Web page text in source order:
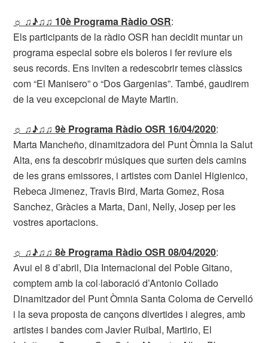
☼ ♫♪♫♫ 10è Programa Ràdio OSR:
Els participants de la ràdio OSR han decidit muntar un
programa especial sobre els boleros i fer reviure els
seus records. Ens inviten a redescobrir temes clàssics
com “El Manisero” o “Dos Gargenias”. També, gaudirem
de la veu excepcional de Mayte Martin.
☼ ♫♪♫♫ 9è Programa Ràdio OSR 16/04/2020:
Marta Mancheño, dinamitzadora del Punt Òmnia la Salut
Alta, ens fa descobrir músiques que surten dels camins
de les grans emissores, i artistes com Daniel Higienico,
Rebeca Jimenez, Travis Bird, Marta Gomez, Rosa
Sanchez, Gràcies a Marta, Dani, Nelly, Josep per les
vostres aportacions.
☼ ♫♪♫♫ 8è Programa Ràdio OSR 08/04/2020:
Avui el 8 d’abril, Dia Internacional del Poble Gitano,
comptem amb la col·laboració d’Antonio Collado
Dinamitzador del Punt Òmnia Santa Coloma de Cervelló
i la seva proposta de cançons divertides i alegres, amb
artistes i bandes com Javier Ruibal, Martirio, El